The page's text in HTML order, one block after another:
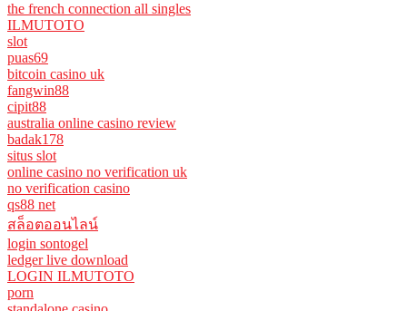
the french connection all singles
ILMUTOTO
slot
puas69
bitcoin casino uk
fangwin88
cipit88
australia online casino review
badak178
situs slot
online casino no verification uk
no verification casino
qs88 net
สล็อตออนไลน์
login sontogel
ledger live download
LOGIN ILMUTOTO
porn